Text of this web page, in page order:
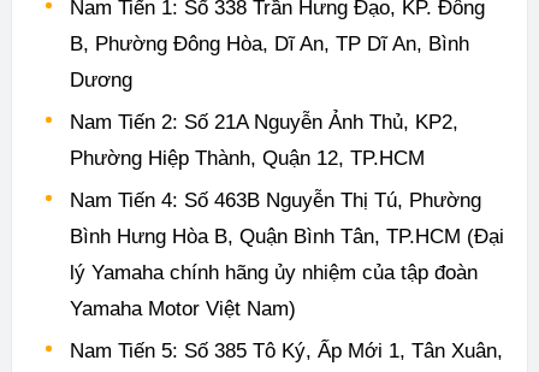
Nam Tiến 1: Số 338 Trần Hưng Đạo, KP. Đông
B, Phường Đông Hòa, Dĩ An, TP Dĩ An, Bình
Dương
Nam Tiến 2: Số 21A Nguyễn Ảnh Thủ, KP2,
Phường Hiệp Thành, Quận 12, TP.HCM
Nam Tiến 4: Số 463B Nguyễn Thị Tú, Phường
Bình Hưng Hòa B, Quận Bình Tân, TP.HCM (Đại
lý Yamaha chính hãng ủy nhiệm của tập đoàn
Yamaha Motor Việt Nam)
Nam Tiến 5: Số 385 Tô Ký, Ấp Mới 1, Tân Xuân,